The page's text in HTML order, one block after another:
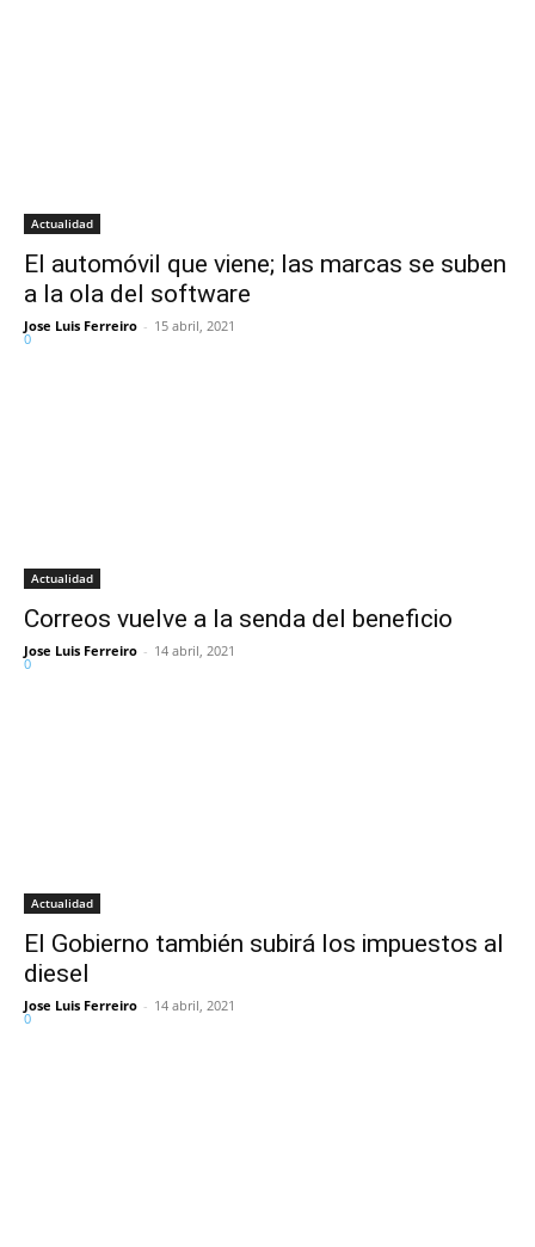
Actualidad
El automóvil que viene; las marcas se suben
a la ola del software
Jose Luis Ferreiro - 15 abril, 2021
0
Actualidad
Correos vuelve a la senda del beneficio
Jose Luis Ferreiro - 14 abril, 2021
0
Actualidad
El Gobierno también subirá los impuestos al
diesel
Jose Luis Ferreiro - 14 abril, 2021
0